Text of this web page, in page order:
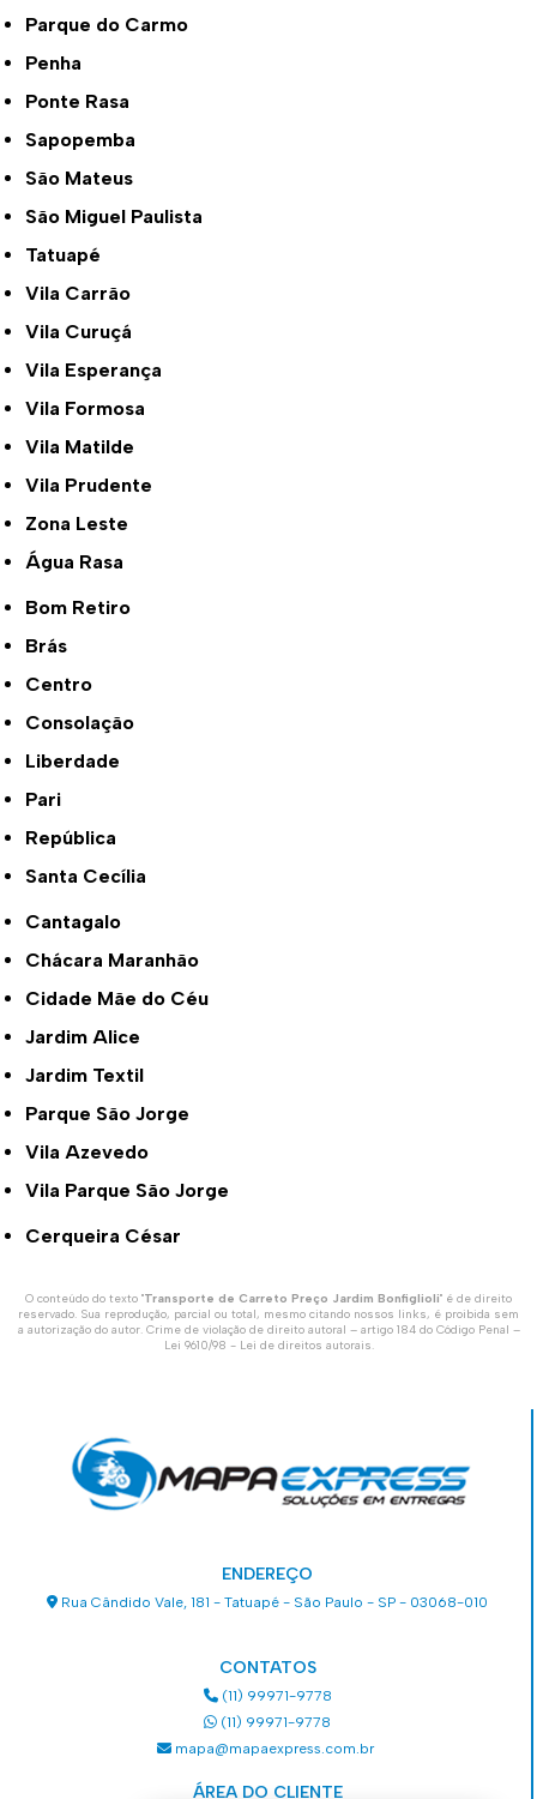
Parque do Carmo
Penha
Ponte Rasa
Sapopemba
São Mateus
São Miguel Paulista
Tatuapé
Vila Carrão
Vila Curuçá
Vila Esperança
Vila Formosa
Vila Matilde
Vila Prudente
Zona Leste
Água Rasa
Bom Retiro
Brás
Centro
Consolação
Liberdade
Pari
República
Santa Cecília
Cantagalo
Chácara Maranhão
Cidade Mãe do Céu
Jardim Alice
Jardim Textil
Parque São Jorge
Vila Azevedo
Vila Parque São Jorge
Cerqueira César
O conteúdo do texto "Transporte de Carreto Preço Jardim Bonfiglioli" é de direito
reservado. Sua reprodução, parcial ou total, mesmo citando nossos links, é proibida sem
a autorização do autor. Crime de violação de direito autoral – artigo 184 do Código Penal –
Lei 9610/98 - Lei de direitos autorais.
ENDEREÇO
Rua Cândido Vale, 181 - Tatuapé - São Paulo - SP - 03068-010
CONTATOS
(11) 99971-9778
(11) 99971-9778
mapa@mapaexpress.com.br
ÁREA DO CLIENTE